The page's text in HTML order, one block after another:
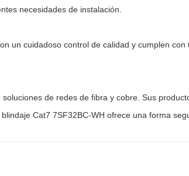
necesidades de instalación.
un cuidadoso control de calidad y cumplen
de redes de fibra y cobre. Sus
Cat7 7SF32BC-WH ofrece una forma